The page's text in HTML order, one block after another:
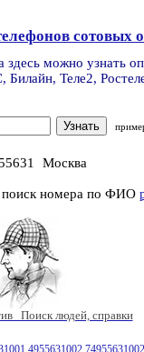
сотовых
можно узнать
Теле2,
Москва
поиск номера по ФИО
Поиск людей, справки
4955631002